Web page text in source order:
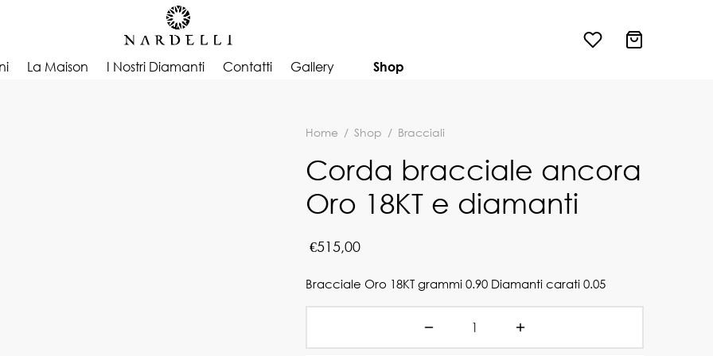
La Maison I Nostri Diamanti Contatti Gallery Shop
Home / Shop / Bracciali
Corda bracciale ancora
Oro 18KT e diamanti
€515,00
Bracciale Oro 18KT grammi 0.90 Diamanti carati 0.05